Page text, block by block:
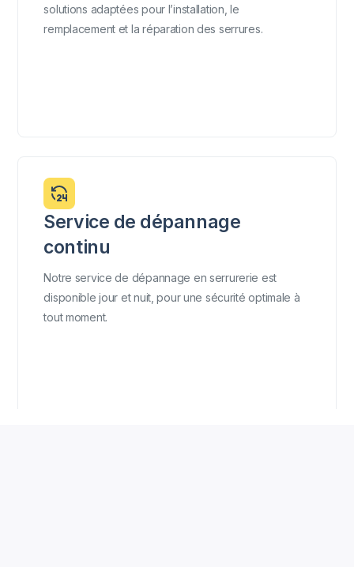
solutions adaptées pour l’installation, le
remplacement et la réparation des serrures.
Service de dépannage
continu
Notre service de dépannage en serrurerie est
disponible jour et nuit, pour une sécurité optimale à
tout moment.